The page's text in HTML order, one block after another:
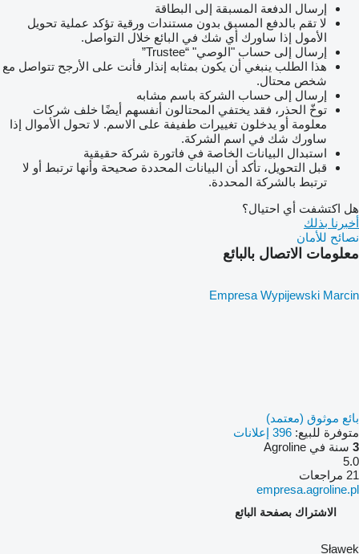
إرسال الدفعة المسبقة إلى البطاقة
لا تقم بالدفع المسبق بدون مستندات ورقية تؤكد عملية تحويل
الأمول إذا ساورك أي شك في البائع خلال التواصل.
إرسال إلى حساب "الوصي" “Trustee”
هذا الطلب ينبغي أن يكون بمثابه إنذار فأنت على الأرجح تتواصل مع
شخص محتال.
إرسال إلى حساب الشركة باسم مشابه
توخّ الحذر، فقد يختفي المحتالون أنفسهم أيضًا خلف شركات
معلومة أو يدخلون تغييرات طفيفة على الاسم. لا تحول الأموال إذا
ساورك شك في اسم الشركة.
استبدال البيانات الخاصة في فاتورة شركة حقيقية
قبل التحويل، تأكد أن البيانات المحددة صحيحة وأنها ترتبط أو لا
ترتبط بالشركة المحددة.
هل اكتشفت أي احتيال؟
أخبرنا بذلك
نصائح للأمان
معلومات الاتصال بالبائع
Empresa Wypijewski Marcin
بائع موثوق (معتمد)
متوفرة للبيع: 396 إعلانات
3 سنة في Agroline
5.0
21 مراجعات
empresa.agroline.pl
الاشتراك بصفحة البائع
Sławek